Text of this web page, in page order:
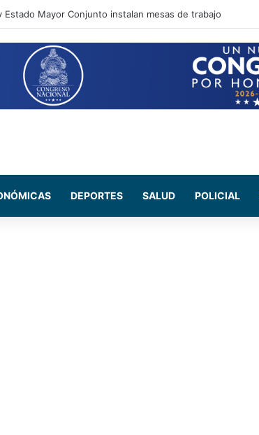
Estado Mayor Conjunto instalan mesas de trabajo
DEPORTES SALUD POLICIAL